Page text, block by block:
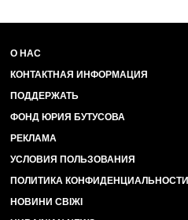
О НАС
КОНТАКТНАЯ ИНФОРМАЦИЯ
ПОДДЕРЖАТЬ
ФОНД ЮРИЯ БУТУСОВА
РЕКЛАМА
УСЛОВИЯ ПОЛЬЗОВАНИЯ
ПОЛИТИКА КОНФИДЕНЦИАЛЬНОСТИ
НОВИНИ СВІЖІ